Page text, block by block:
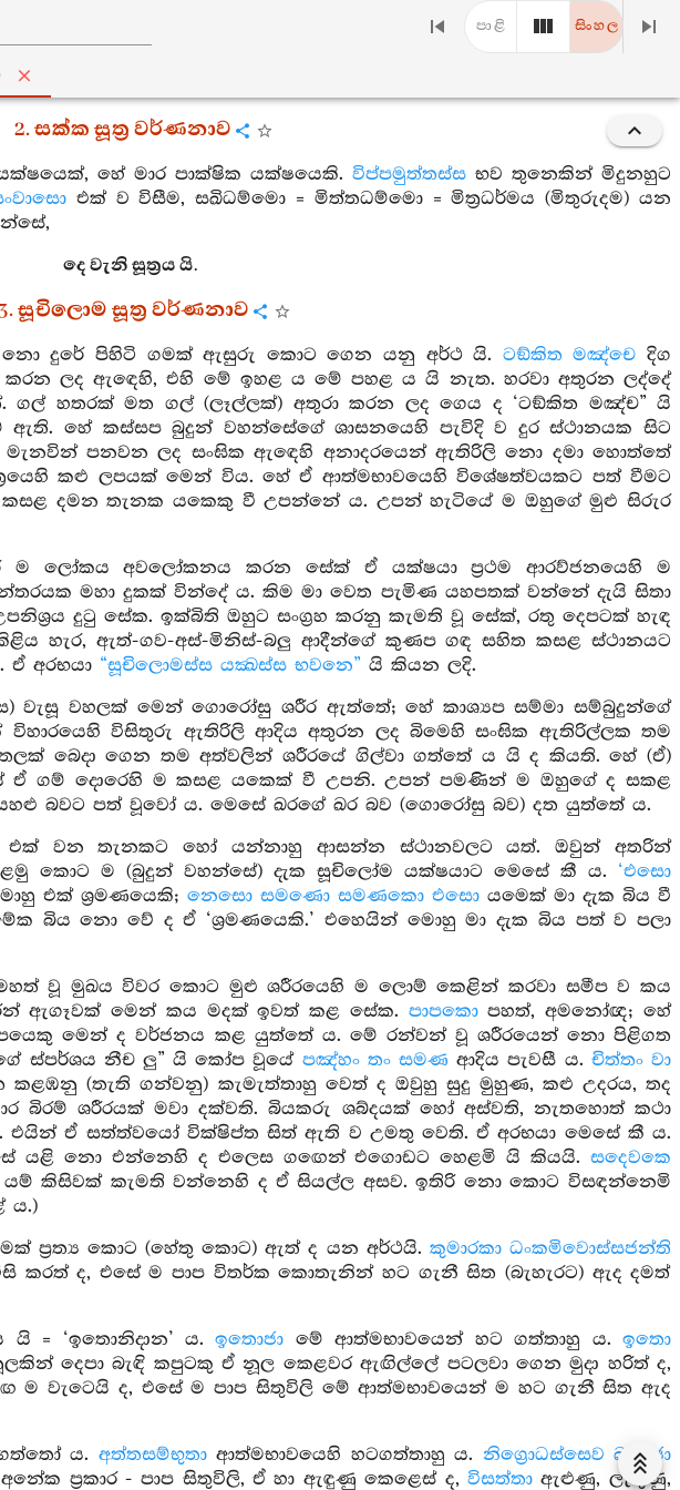
පාළි සිංහල
2. සක්ක සූත්‍ර වර්ණනාව
හේ මාර පාක්ෂික යක්ෂයෙකි. විප්පමුත්තස්සභව තුනෙකින් මිදුනහුට
එක් ව විසීම, සඛිධම්මො = මිත්තධම්මො = මිත්‍රධර්මය (මිතුරුදම) යන
දෙ වැනි සූත්‍රය යි.
සූචිලොම සූත්‍ර වර්ණනාව
නො දුරේ පිහිටි ගමක් ඇසුරු කොට ගෙන යනු අර්ථ යි. ටඞ්කිත මඤ්චෙ දිග
ලද ඇඳෙහි, එහි මේ ඉහළ ය මේ පහළ ය යි නැත. හරවා අතුරන ලද්දේ
ගල් හතරක් මත ගල් (ලෑල්ලක්) අතුරා කරන ලද ගෙය ද ‘ටඞ්කිත මඤ්ච” යි
ඇති. හේ කස්සප බුදුන් වහන්සේගේ ශාසනයෙහි පැවිදි ව දුර ස්ථානයක සිට
පනවන ලද සංඝික ඇඳෙහි අනාදරයෙන් ඇතිරිලි නො දමා හොත්තේ
කළු ලපයක් මෙන් විය. හේ ඒ ආත්මභාවයෙහි විශේෂත්වයකට පත් වීමට
කසළ දමන තැනක යකෙකු වී උපන්නේ ය. උපන් හැටියේ ම ඔහුගේ මුළු සිරුර
ම ලෝකය අවලෝකනය කරන සේක් ඒ යක්ෂයා ප්‍රථම ආරව්ජනයෙහි ම
මහා දුකක් වින්දේ ය. කිම මා වෙත පැමිණ යහපතක් වන්නේ දැයි සිතා
දුටු සේක. ඉක්බිති ඔහුට සංග්‍රහ කරනු කැමති වූ සේක්, රතු දෙපටක් හැඳ
හැර, ඇත්-ගව-අස්-මිනිස්-බලු ආදීන්ගේ කුණප ගඳ සහිත කසළ ස්ථානයට
අරභයා “සූචිලොමස්ස යක්‍ඛස්ස භවනෙ” යි කියන ලදි.
වැසූ වහලක් මෙන් ගොරෝසු ශරීර ඇත්තේ; හේ කාශ්‍යප සම්මා සම්බුදුන්ගේ
විහාරයෙහි විසිතුරු ඇතිරිලි ආදිය අතුරන ලද බිමෙහි සංඝික ඇතිරිල්ලක තම
බෙදා ගෙන තම අත්වලින් ශරීරයේ ගිල්වා ගත්තේ ය යි ද කියති. හේ (ඒ)
ඒ ගම් දොරෙහි ම කසළ යකෙක් වී උපනි. උපන් පමණින් ම ඔහුගේ ද සකළ
බවට පත් වූවෝ ය. මෙසේ ඛරගේ ඛර බව (ගොරෝසු බව) දත යුත්තේ ය.
වන තැනකට හෝ යන්නාහු ආසන්න ස්ථානවලට යත්. ඔවුන් අතරින්
කොට ම (බුදුන් වහන්සේ) දැක සූචිලෝම යක්ෂයාට මෙසේ කී ය. ‘එසො
එක් ශ්‍රමණයෙකි; නෙසො සමණො සමණකො එසො යමෙක් මා දැක බිය වී
බිය නො වේ ද ඒ ‘ශ්‍රමණයෙකි.’ එහෙයින් මොහු මා දැක බිය පත් ව පලා
වූ මුඛය විවර කොට මුළු ශරීරයෙහි ම ලොම් කෙළින් කරවා සමීප ව කය
ඇගෑවක් මෙන් කය මදක් ඉවත් කළ සේක. පාපකොපහත්, අමනෝඥ; හේ
මෙන් ද වර්ජනය කළ යුත්තේ ය. මේ රන්වන් වූ ශරීරයෙන් නො පිළිගත
ස්පර්ශය නීච ලු” යි කෝප වූයේ පඤ්හං තං සමණ ආදිය පැවසී ය. චිත්තං වා
(තැති ගන්වනු) කැමැත්තාහු වෙත් ද ඔවුහු සුදු මුහුණ, කළු උදරය, තද
බිරම් ශරීරයක් මවා දක්වති. බියකරු ශබ්දයක් හෝ අස්වති, නැතහොත් කථා
එයින් ඒ සත්ත්වයෝ වික්ෂිප්ත සිත් ඇති ව උමතු වෙති. ඒ අරභයා මෙසේ කී ය.
යළි නො එන්නෙහි ද එලෙස ගඟෙන් එගොඩට හෙළමි යි කියයි. සදෙවකෙ
යම් කිසිවක් කැමති වන්නෙහි ද ඒ සියල්ල අසව. ඉතිරි නො කොට විසඳන්නෙමි
ය.)
ප්‍රත්‍ය කොට (හේතු කොට) ඇත් ද යන අර්ථයි. කුමාරකා ධංකමිවොස්සජන්ති
කරත් ද, එසේ ම පාප විතර්ක කොතැනින් හට ගැනී සිත (බැහැරට) ඇද දමත්
යි = ‘ඉතොනිදාන’ ය.ඉතොජා මේ ආත්මභාවයෙන් හට ගත්තාහු ය.ඉතො
දෙපා බැඳි කපුටකු ඒ නූල කෙළවර ඇඟිල්ලේ පටලවා ගෙන මුදා හරිත් ද,
ම වැටෙයි ද, එසේ ම පාප සිතුවිලි මේ ආත්මභාවයෙන් ම හට ගැනී සිත ඇද
ය. අත්තසම්භුතාආත්මභාවයෙහි හටගත්තාහු ය. නිග්‍රොධස්සෙව ඛන්‍ධජා
ප්‍රකාර - පාප සිතුවිලි, ඒ හා ඇඳුණු කෙළෙස් ද, විසත්තාඇළුණු, ලැගුණු,